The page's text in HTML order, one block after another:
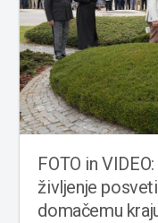
FOTO in
življenje
domačemu